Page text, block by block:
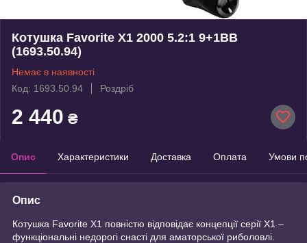
Котушка Favorite X1 2000 5.2:1 9+1BB
(1693.50.94)
Немає в наявності
Код: 1693.50.94
Роздріб
2 440 ₴
Опис Характеристики Доставка Оплата Умови
Опис
Котушка Favorite X1 повністю відповідає концепції серії X1 –
функціональні недорогі снасті для аматорської риболовлі.